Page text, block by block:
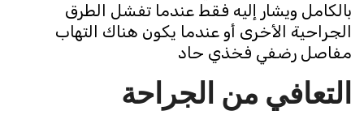
بالكامل ويشار إليه فقط عندما تفشل الطرق
الجراحية الأخرى أو عندما يكون هناك التهاب
مفاصل رضفي فخذي حاد
التعافي من الجراحة